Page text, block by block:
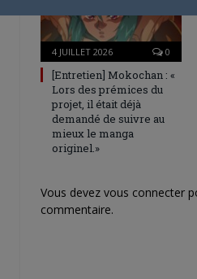
4 JUILLET 2026 0
[Entretien] Mokochan : «
Lors des prémices du
projet, il était déjà
demandé de suivre au
mieux le manga
originel.»
Vous devez vous connecter
commentaire.